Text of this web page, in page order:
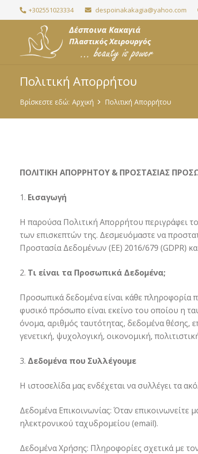
+302551023334 despoinakakagia@yahoo.com
Πολιτική Απορρήτου
Βρίσκεστε εδώ: Αρχική Πολιτική Απορρήτου
ΠΟΛΙΤΙΚΗ ΑΠΟΡΡΗΤΟΥ & ΠΡΟΣΤΑΣΙΑΣ
Εισαγωγή
Η παρούσα Πολιτική Απορρήτου περιγράφει
των επισκεπτών της. Δεσμευόμαστε να
Προστασία Δεδομένων (ΕΕ) 2016/679 (GDPR)
Τι είναι τα Προσωπικά Δεδομένα;
Προσωπικά δεδομένα είναι κάθε πληροφορία
φυσικό πρόσωπο είναι εκείνο του οποίου η
όνομα, αριθμός ταυτότητας, δεδομένα θέσης,
γενετική, ψυχολογική, οικονομική,
Δεδομένα που Συλλέγουμε
Η ιστοσελίδα μας ενδέχεται να συλλέγει τα
Δεδομένα Επικοινωνίας: Όταν
ηλεκτρονικού ταχυδρομείου (email).
Δεδομένα Χρήσης: Πληροφορίες σχετικά με